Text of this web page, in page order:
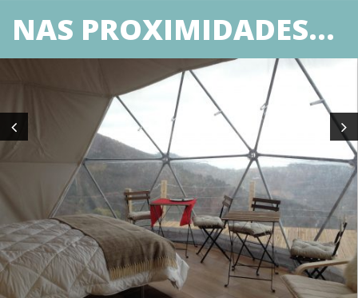
NAS PROXIMIDADES...